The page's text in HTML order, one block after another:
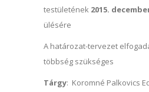
testületének 2015.
ülésére
A határozat-tervezet
többség szükséges
Tárgy: Koromné Palkovics